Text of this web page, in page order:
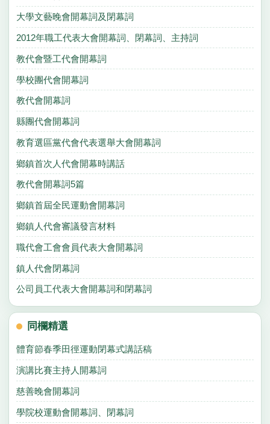
大學文藝晚會開幕詞及閉幕詞
2012年職工代表大會開幕詞、閉幕詞、主持詞
教代會暨工代會開幕詞
學校團代會開幕詞
教代會開幕詞
縣團代會開幕詞
教育選區黨代會代表選舉大會開幕詞
鄉鎮首次人代會開幕時講話
教代會開幕詞5篇
鄉鎮首屆全民運動會開幕詞
鄉鎮人代會審議發言材料
職代會工會會員代表大會開幕詞
鎮人代會閉幕詞
公司員工代表大會開幕詞和閉幕詞
同欄精選
體育節春季田徑運動閉幕式講話稿
演講比賽主持人開幕詞
慈善晚會開幕詞
學院校運動會開幕詞、閉幕詞